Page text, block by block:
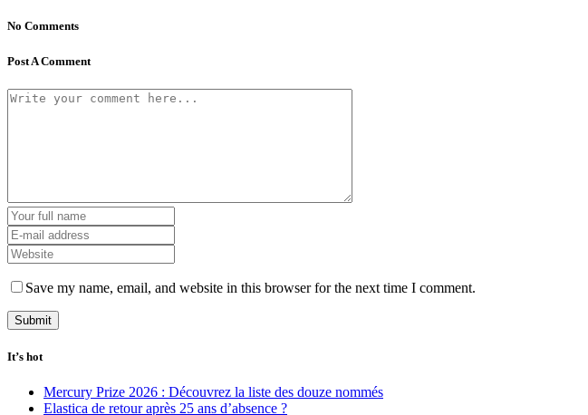
No Comments
Post A Comment
Save my name, email, and website in this browser for the next time I comment.
It’s hot
Mercury Prize 2026 : Découvrez la liste des douze nommés
Elastica de retour après 25 ans d’absence ?